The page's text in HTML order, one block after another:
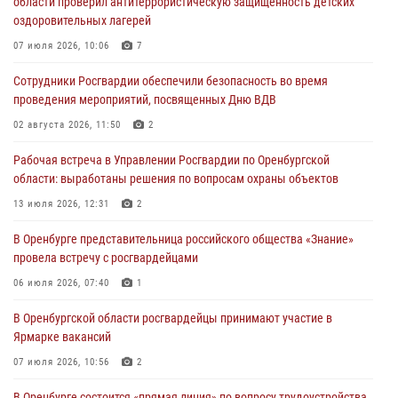
26 июля 2026, 14:45
Росгвардейцы Оренбургской области проверили готовность детских
24 июля 2026, 12:25
При силовой поддержке ОМОН «Кобра» Росгвардии в Оренбурге
23 июля 2026, 10:47
Итоги работы Управления вневедомственной охраны Росгвардии
23 июля 2026, 10:34
оздоровительных лагерей
07 июля 2026, 10:06 7
Сотрудники Росгвардии обеспечили безопасность во время
проведения мероприятий, посвященных Дню ВДВ
02 августа 2026, 11:50 2
Рабочая встреча в Управлении Росгвардии по Оренбургской
области: выработаны решения по вопросам охраны объектов
13 июля 2026, 12:31 2
В Оренбурге представительница российского общества «Знание»
провела встречу с росгвардейцами
06 июля 2026, 07:40 1
В Оренбургской области росгвардейцы принимают участие в
Ярмарке вакансий
07 июля 2026, 10:56 2